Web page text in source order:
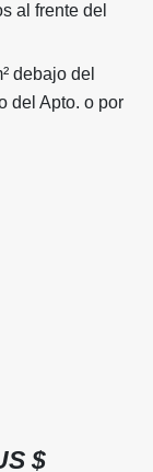
al frente del
debajo del
del Apto. o por
$